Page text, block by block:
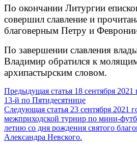
По окончании Литургии
совершил славление и
благоверным Петру и
По завершении славления
Владимир обратился к
архипастырским словом.
Продолжить
чтение
Предыдущая статья 18 сентября
13-й по Пятидесятнице
Следующая статья 23 сентября 2021
межприходской турнир по мини-
летию со дня рождения святого
Александра Невского.